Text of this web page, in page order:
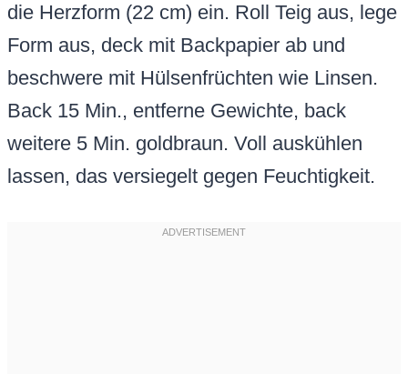
die Herzform (22 cm) ein. Roll Teig aus, lege
Form aus, deck mit Backpapier ab und
beschwere mit Hülsenfrüchten wie Linsen.
Back 15 Min., entferne Gewichte, back
weitere 5 Min. goldbraun. Voll auskühlen
lassen, das versiegelt gegen Feuchtigkeit.